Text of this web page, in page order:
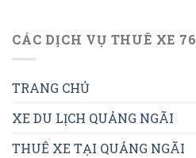
CÁC DỊCH VỤ THUÊ XE 76
TRANG CHỦ
XE DU LỊCH QUẢNG NGÃI
THUÊ XE TẠI QUẢNG NGÃI